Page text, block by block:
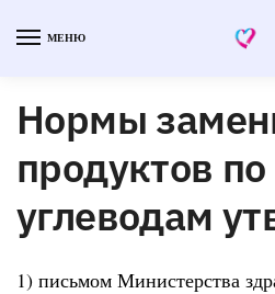
МЕНЮ
Нормы
продуктов
углеводам
1) письмом Министерства